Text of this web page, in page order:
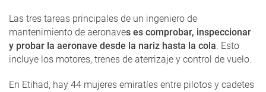
Las tres tareas principales de un ingeniero de
mantenimiento de aeronaves es comprobar, inspeccionar
y probar la aeronave desde la nariz hasta la cola. Esto
incluye los motores, trenes de aterrizaje y control de vuelo.
En Etihad, hay 44 mujeres emiratíes entre pilotos y cadetes